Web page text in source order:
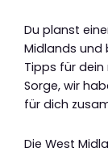
Du planst
Midlands und
Tipps für dein
Sorge, wir
für dich
Die West